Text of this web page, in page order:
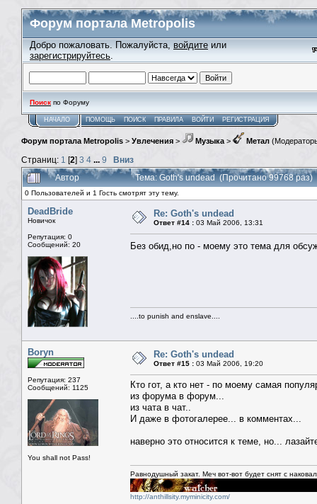
Форум портала Metropolis
Добро пожаловать. Пожалуйста, войдите или
зарегистрируйтесь.
Поиск по Форуму
НАЧАЛО ПОМОЩЬ ПОИСК ПРАВИЛА ВОЙТИ РЕГИСТРАЦИЯ
Форум портала Metropolis > Увлечения > Музыка > Метал
Страниц: 1 [2] 3 4 ... 9
Вниз
Автор
Тема: Goth's undead (Прочитано 99768 раз)
0 Пользователей и 1 Гость смотрят эту тему.
DeadBride
Новичок
Репутация: 0
Сообщений: 20
Re: Goth's undead
Ответ #14 : 03 Май 2006, 13:31
Без обид,но по - моему это тема для
....to punish and enslave....
Boryn
Репутация: 237
Сообщений: 1125
You shall not Pass!
Re: Goth's undead
Ответ #15 : 03 Май 2006, 19:20
Кто гот, а кто нет - по моему самая
из форума в форум...
из чата в чат..
И даже в фотогалерее... в комментах...
наверно это относится к теме, но...
Равнодушный закат. Меч вот-вот будет снят с
http://anthillsity.myminicity.com/